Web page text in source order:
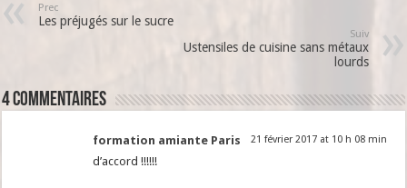
Prec
Les préjugés sur le sucre
Suiv
Ustensiles de cuisine sans métaux
lourds
4 Commentaires
formation amiante Paris 21 février 2017 at 10 h 08 min
d’accord !!!!!!